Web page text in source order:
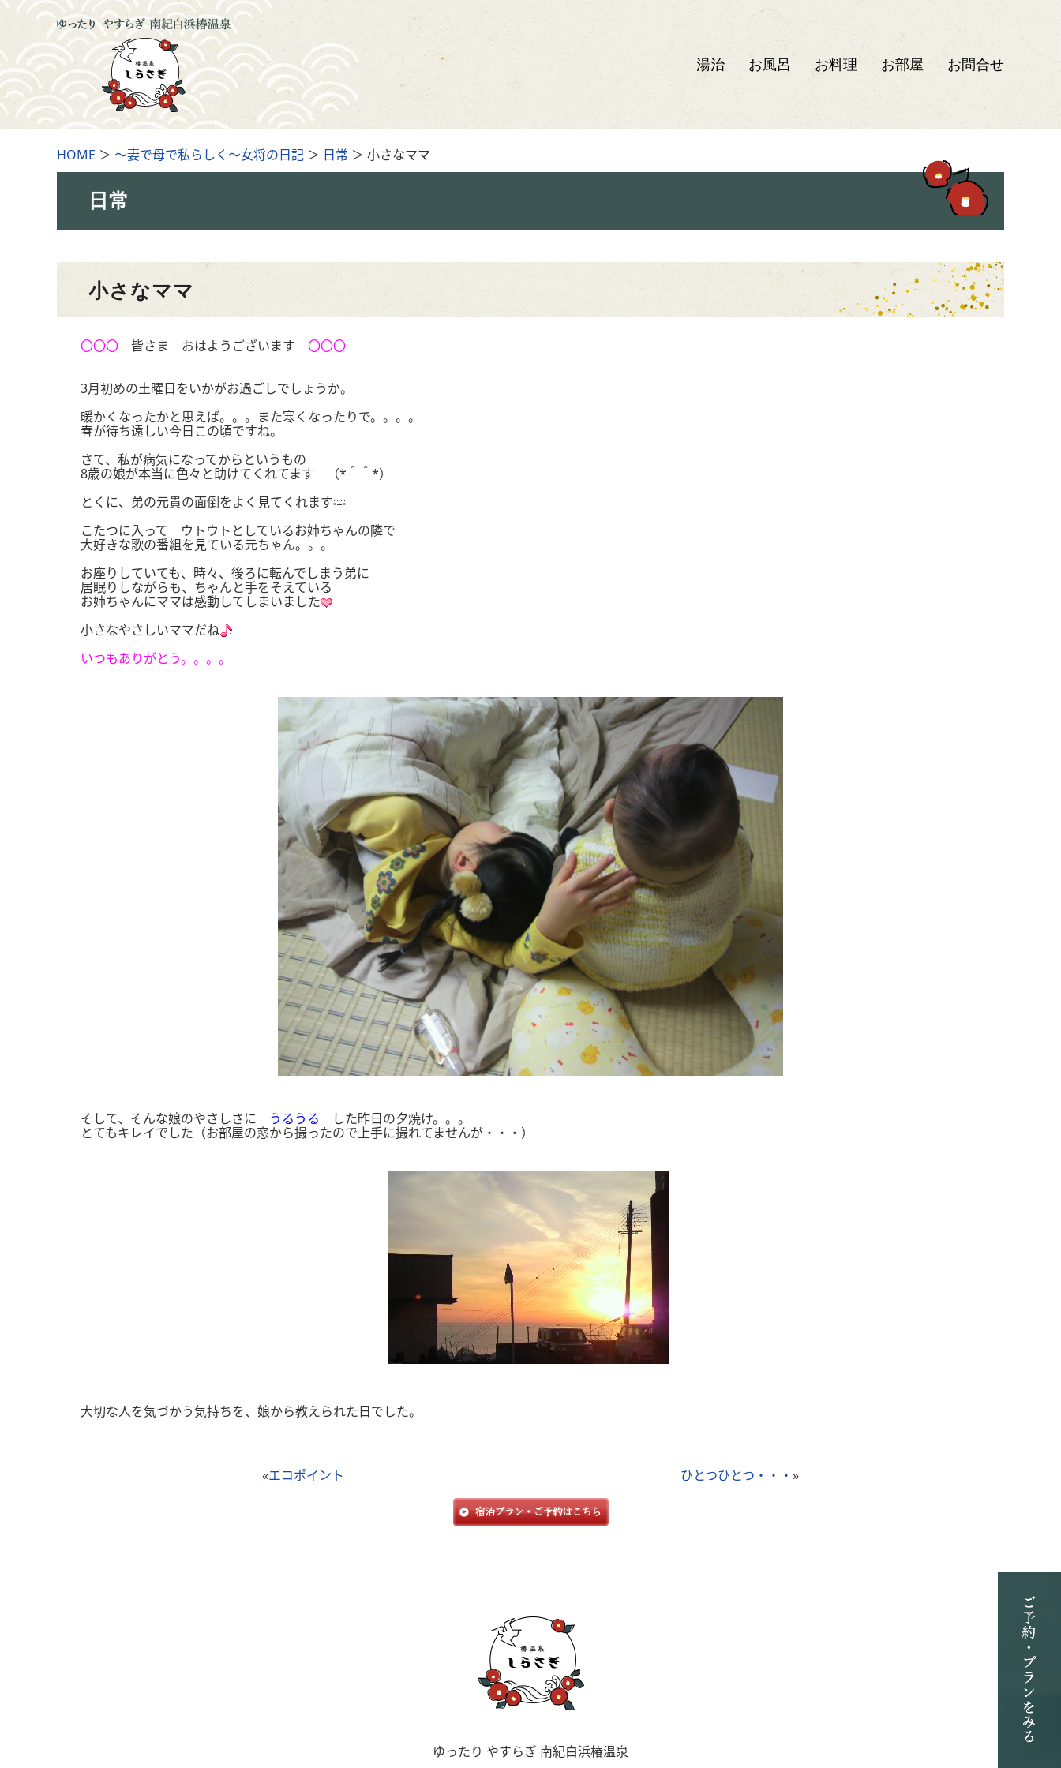
湯治 お風呂 お料理 お部屋 お問合せ
HOME ＞ ～妻で母で私らしく～女将の日記 ＞ 日常 ＞ 小さなママ
日常
小さなママ
〇〇〇 皆さま おはようございます 〇〇〇
3月初めの土曜日をいかがお過ごしでしょうか。
暖かくなったかと思えば。。。また寒くなったりで。。。。
春が待ち遠しい今日この頃ですね。
さて、私が病気になってからというもの
8歳の娘が本当に色々と助けてくれてます （*＾＾*）
とくに、弟の元貴の面倒をよく見てくれます
こたつに入って ウトウトとしているお姉ちゃんの隣で
大好きな歌の番組を見ている元ちゃん。。。
お座りしていても、時々、後ろに転んでしまう弟に
居眠りしながらも、ちゃんと手をそえている
お姉ちゃんにママは感動してしまいました
小さなやさしいママだね
いつもありがとう。。。。
そして、そんな娘のやさしさに うるうる した昨日の夕焼け。。。
とてもキレイでした（お部屋の窓から撮ったので上手に撮れてませんが・・・）
大切な人を気づかう気持ちを、娘から教えられた日でした。
«エコポイント ひとつひとつ・・・ »
ゆったり やすらぎ 南紀白浜椿温泉